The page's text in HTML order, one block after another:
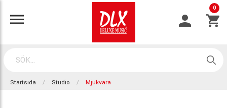
0
Startsida Studio Mjukvara